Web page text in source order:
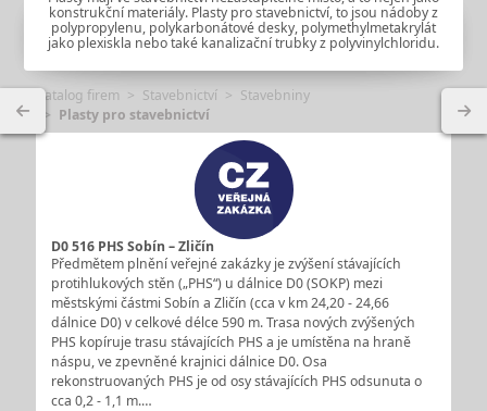
konstrukční materiály. Plasty pro stavebnictví, to jsou nádoby z
polypropylenu, polykarbonátové desky, polymethylmetakrylát
jako plexiskla nebo také kanalizační trubky z polyvinylchloridu.
Katalog firem Stavebnictví
Stavebniny
Plasty pro stavebnictví
D0 516 PHS Sobín – Zličín
Předmětem plnění veřejné zakázky je zvýšení stávajících
protihlukových stěn („PHS“) u dálnice D0 (SOKP) mezi
městskými částmi Sobín a Zličín (cca v km 24,20 - 24,66
dálnice D0) v celkové délce 590 m. Trasa nových zvýšených
PHS kopíruje trasu stávajících PHS a je umístěna na hraně
náspu, ve zpevněné krajnici dálnice D0. Osa
rekonstruovaných PHS je od osy stávajících PHS odsunuta o
cca 0,2 - 1,1 m.…